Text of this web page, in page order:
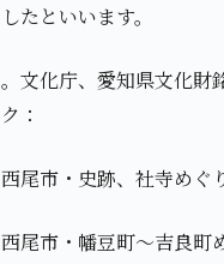
したといいます。
。文化庁、愛知県文化財
ク：
西尾市・史跡、社寺めぐ
西尾市・幡豆町～吉良町